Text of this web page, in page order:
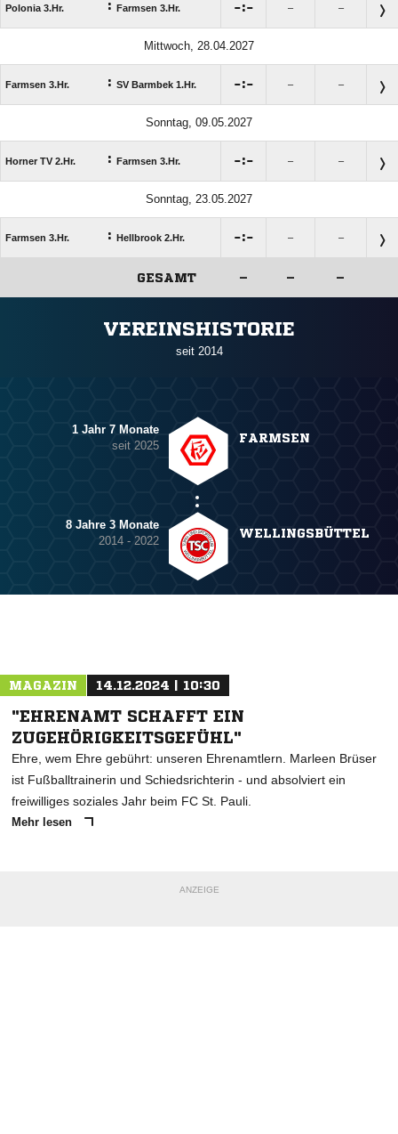
Polonia 3.Hr. : Farmsen 3.Hr. : – –
Mittwoch, 28.04.2027
Farmsen 3.Hr. : SV Barmbek 1.Hr. : – –
Sonntag, 09.05.2027
Horner TV 2.Hr. : Farmsen 3.Hr. : – –
Sonntag, 23.05.2027
Farmsen 3.Hr. : Hellbrook 2.Hr. : – –
GESAMT – – –
VEREINSHISTORIE
seit 2014
1 Jahr 7 Monate
seit 2025
FARMSEN
8 Jahre 3 Monate
2014 - 2022
WELLINGSBÜTTEL
MAGAZIN 14.12.2024 | 10:30
"EHRENAMT SCHAFFT EIN
ZUGEHÖRIGKEITSGEFÜHL"
Ehre, wem Ehre gebührt: unseren Ehrenamtlern. Marleen Brüser
ist Fußballtrainerin und Schiedsrichterin - und absolviert ein
freiwilliges soziales Jahr beim FC St. Pauli.
Mehr lesen
ANZEIGE